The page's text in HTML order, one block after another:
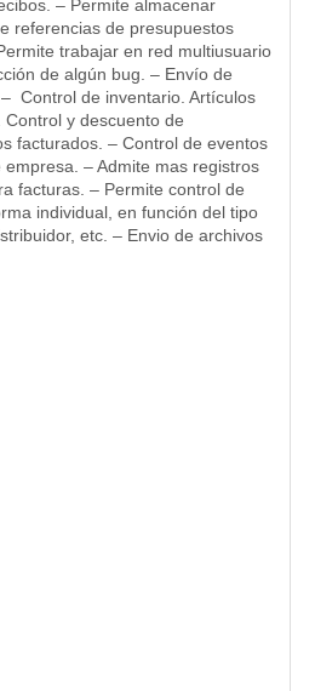
– Permite almacenar
referencias de presupuestos
trabajar en red multiusuario
de algún bug. – Envío de
Control de inventario. Artículos
y descuento de
facturados. – Control de eventos
– Admite mas registros
facturas. – Permite control de
individual, en función del tipo
etc. – Envio de archivos